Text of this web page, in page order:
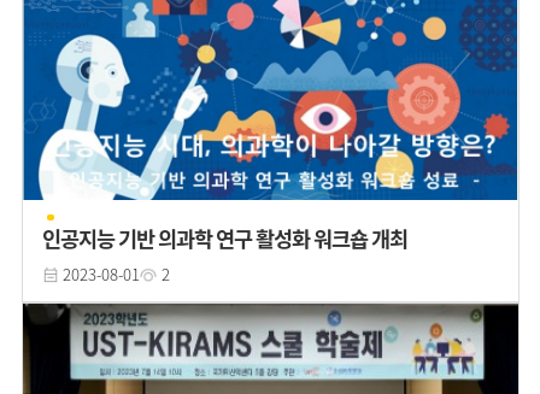
인공지능 기반 의과학 연구 활성화 워크숍 개최
2023-08-01 2